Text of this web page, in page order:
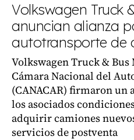
Volkswagen Truck
anuncian alianza
autotransporte de
Volkswagen Truck &
Cámara Nacional del
(CANACAR) firmaron un
los asociados
adquirir camiones
servicios de postventa